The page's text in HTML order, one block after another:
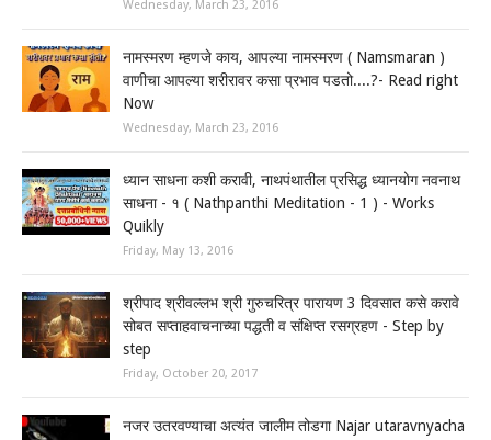
Wednesday, March 23, 2016
नामस्मरण म्हणजे काय, आपल्या नामस्मरण ( Namsmaran )
वाणीचा आपल्या शरीरावर कसा प्रभाव पडतो....?- Read right
Now
Wednesday, March 23, 2016
ध्यान साधना कशी करावी, नाथपंथातील प्रसिद्ध ध्यानयोग नवनाथ
साधना - १ ( Nathpanthi Meditation - 1 ) - Works
Quikly
Friday, May 13, 2016
श्रीपाद श्रीवल्लभ श्री गुरुचरित्र पारायण 3 दिवसात कसे करावे
सोबत सप्ताहवाचनाच्या पद्धती व संक्षिप्त रसग्रहण - Step by
step
Friday, October 20, 2017
नजर उतरवण्याचा अत्यंत जालीम तोडगा Najar utaravnyacha